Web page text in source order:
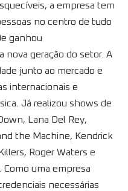
a empresa tem
no centro de tudo
ganhou
nova geração do setor. A
junto ao mercado e
internacionais e
Já realizou shows de
Lana Del Rey,
the Machine, Kendrick
Roger Waters e
uma empresa
necessárias